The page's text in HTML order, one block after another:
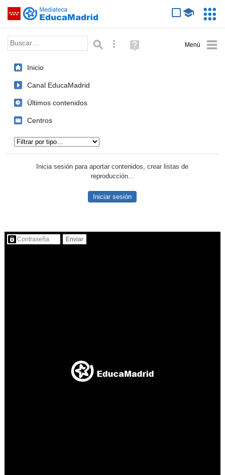
Saltar navegación
Palabra o frase: Búsqueda avanzada
Ayuda
(en
Inicio
Canal EducaMadrid
Últimos contenidos
Centros
Inicia sesión para aportar contenidos, crear listas de
reproducción...
Iniciar sesión
Contenido protegido…